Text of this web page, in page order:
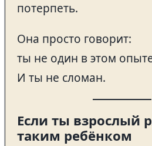
потерпеть.
Она просто говорит:
ты не один в этом
И ты не сломан.
Если ты взрослый
таким ребёнком